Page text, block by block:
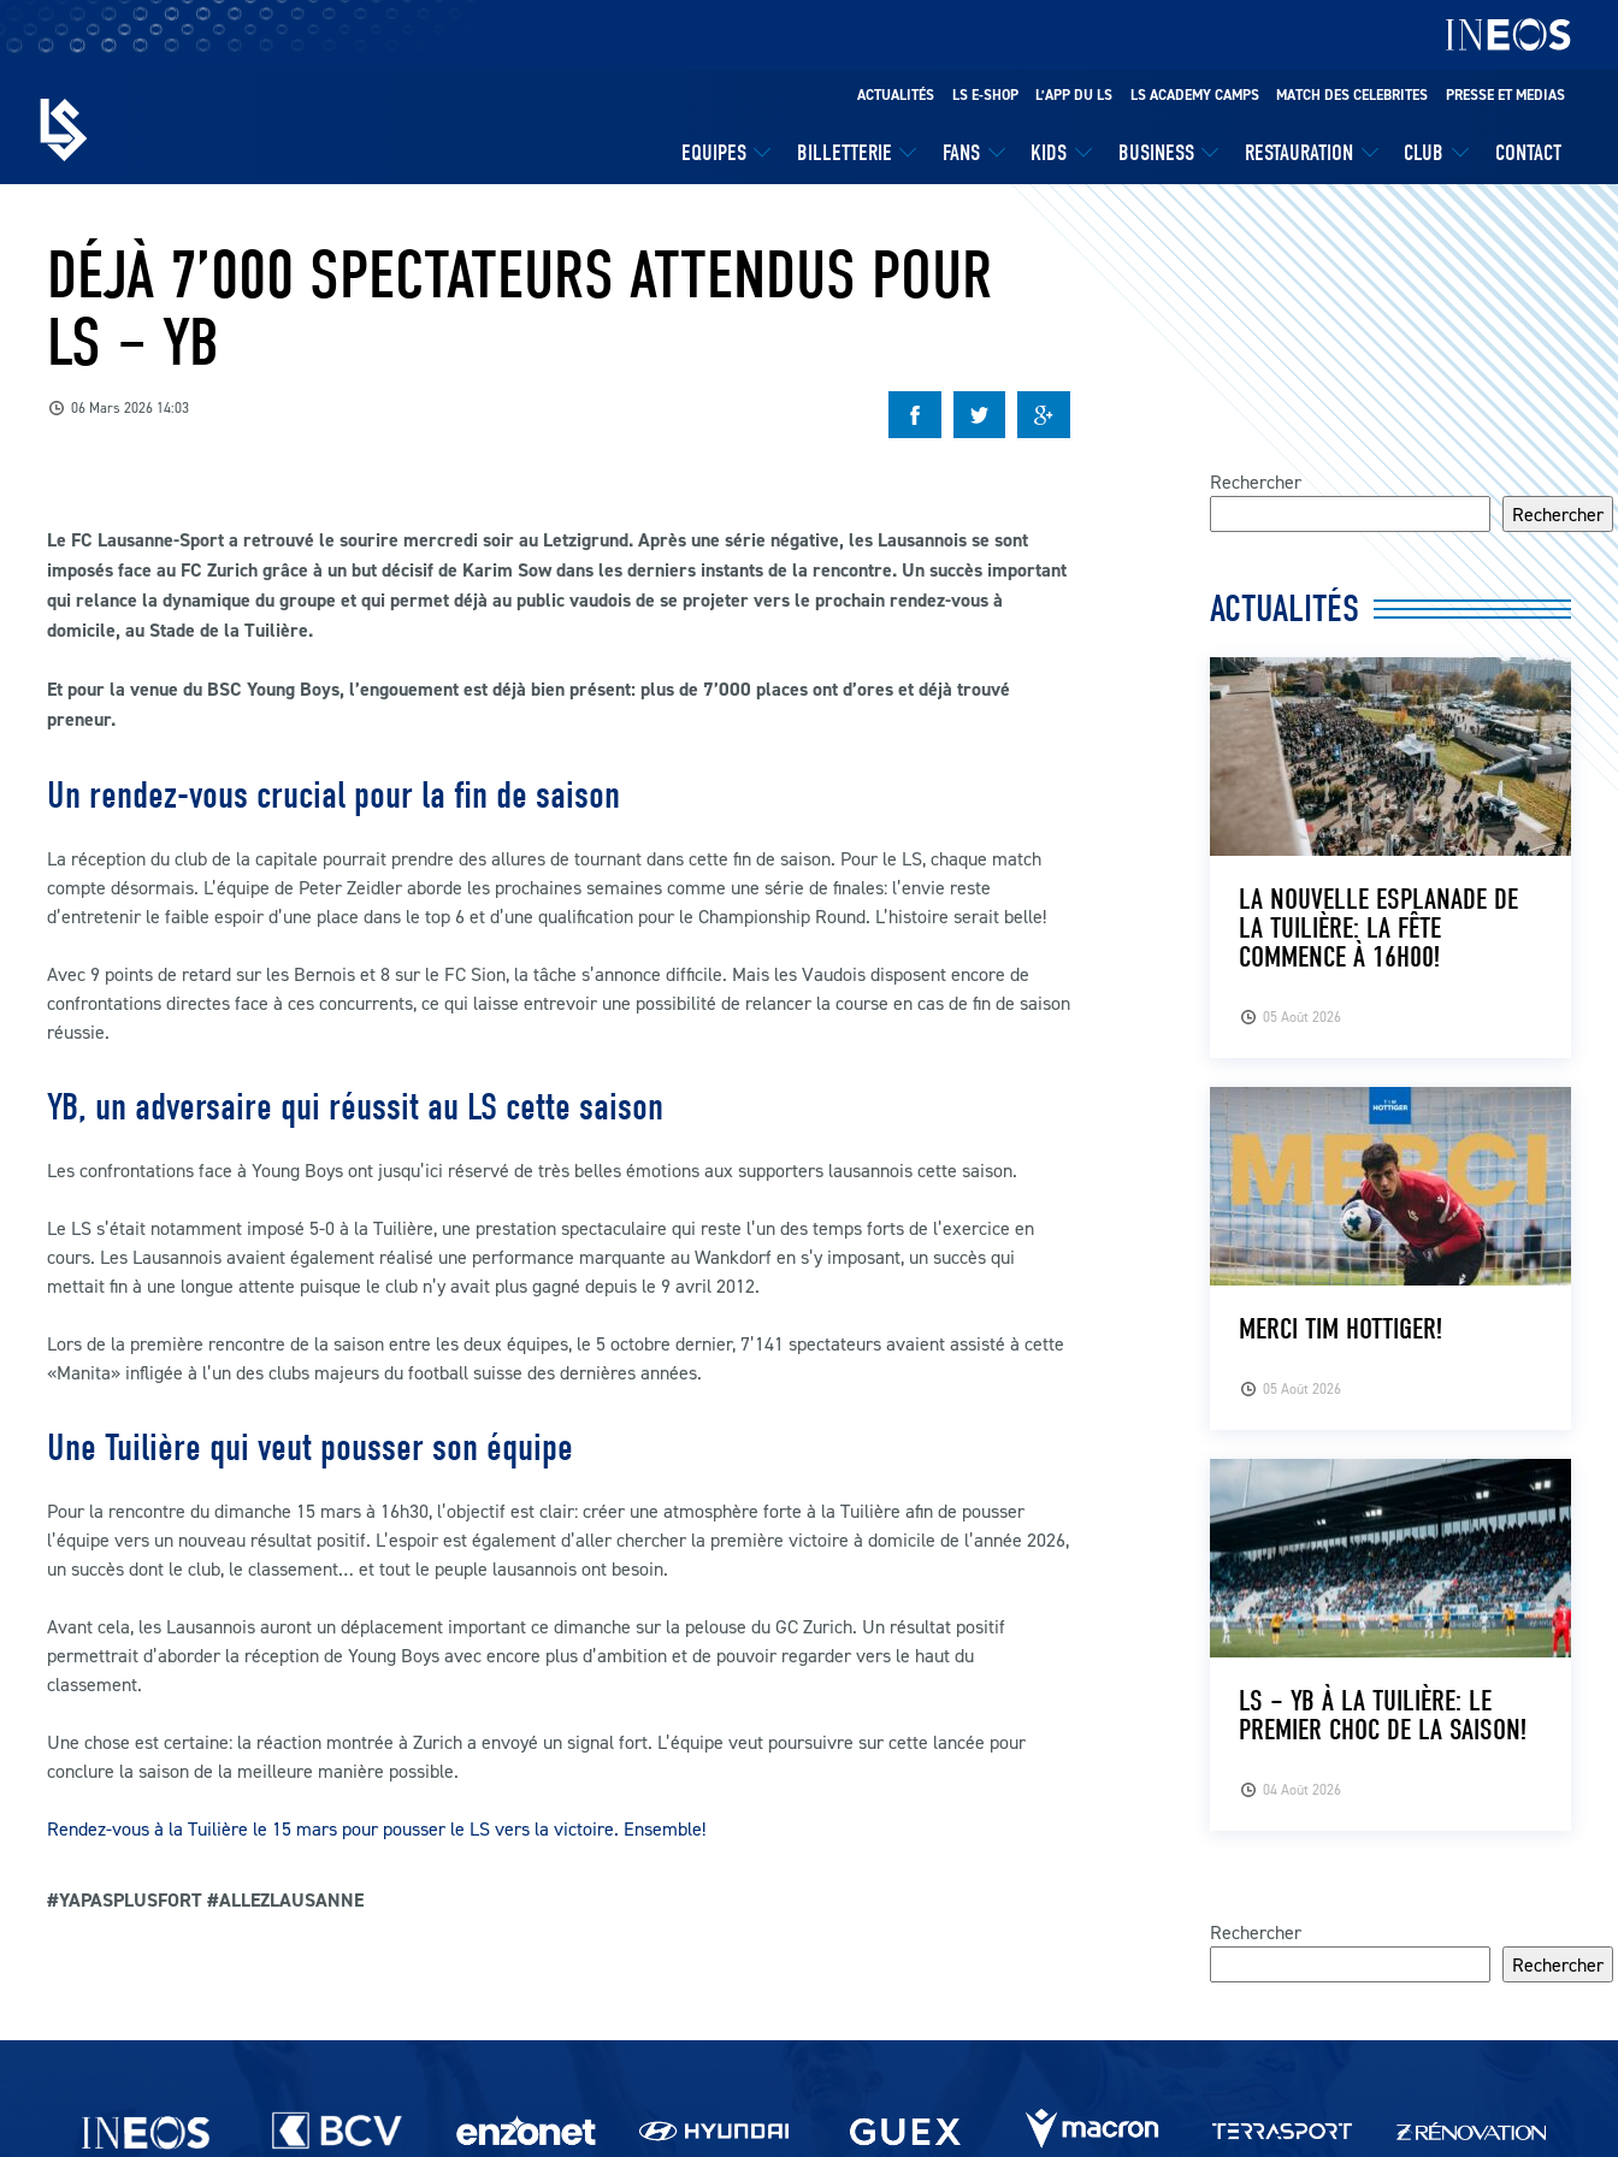
EQUIPES BILLETTERIE FANS KIDS BUSINESS RESTAURATION CLUB CONTACT
ACTUALITÉS LS E-SHOP L’APP DU LS LS ACADEMY CAMPS MATCH DES CELEBRITES PRESSE ET MEDIAS
DÉJÀ 7’000 SPECTATEURS ATTENDUS POUR
LS – YB
06 Mars 2026 14:03
Le FC Lausanne-Sport a retrouvé le sourire mercredi soir au Letzigrund. Après une série négative, les Lausannois se sont
imposés face au FC Zurich grâce à un but décisif de Karim Sow dans les derniers instants de la rencontre. Un succès important
qui relance la dynamique du groupe et qui permet déjà au public vaudois de se projeter vers le prochain rendez-vous à
domicile, au Stade de la Tuilière.
Et pour la venue du BSC Young Boys, l’engouement est déjà bien présent: plus de 7’000 places ont d’ores et déjà trouvé
preneur.
Un rendez-vous crucial pour la fin de saison
La réception du club de la capitale pourrait prendre des allures de tournant dans cette fin de saison. Pour le LS, chaque match
compte désormais. L’équipe de Peter Zeidler aborde les prochaines semaines comme une série de finales: l’envie reste
d’entretenir le faible espoir d’une place dans le top 6 et d’une qualification pour le Championship Round. L’histoire serait belle!
Avec 9 points de retard sur les Bernois et 8 sur le FC Sion, la tâche s’annonce difficile. Mais les Vaudois disposent encore de
confrontations directes face à ces concurrents, ce qui laisse entrevoir une possibilité de relancer la course en cas de fin de saison
réussie.
YB, un adversaire qui réussit au LS cette saison
Les confrontations face à Young Boys ont jusqu’ici réservé de très belles émotions aux supporters lausannois cette saison.
Le LS s’était notamment imposé 5-0 à la Tuilière, une prestation spectaculaire qui reste l’un des temps forts de l’exercice en
cours. Les Lausannois avaient également réalisé une performance marquante au Wankdorf en s’y imposant, un succès qui
mettait fin à une longue attente puisque le club n’y avait plus gagné depuis le 9 avril 2012.
Lors de la première rencontre de la saison entre les deux équipes, le 5 octobre dernier, 7’141 spectateurs avaient assisté à cette
«Manita» infligée à l’un des clubs majeurs du football suisse des dernières années.
Une Tuilière qui veut pousser son équipe
Pour la rencontre du dimanche 15 mars à 16h30, l’objectif est clair: créer une atmosphère forte à la Tuilière afin de pousser
l’équipe vers un nouveau résultat positif. L’espoir est également d’aller chercher la première victoire à domicile de l’année 2026,
un succès dont le club, le classement… et tout le peuple lausannois ont besoin.
Avant cela, les Lausannois auront un déplacement important ce dimanche sur la pelouse du GC Zurich. Un résultat positif
permettrait d’aborder la réception de Young Boys avec encore plus d’ambition et de pouvoir regarder vers le haut du
classement.
Une chose est certaine: la réaction montrée à Zurich a envoyé un signal fort. L’équipe veut poursuivre sur cette lancée pour
conclure la saison de la meilleure manière possible.
Rendez-vous à la Tuilière le 15 mars pour pousser le LS vers la victoire. Ensemble!
#YAPASPLUSFORT #ALLEZLAUSANNE
Rechercher
Rechercher
ACTUALITÉS
05 Août 2026
LA NOUVELLE ESPLANADE DE
LA TUILIÈRE: LA FÊTE
COMMENCE À 16H00!
05 Août 2026
MERCI TIM HOTTIGER!
04 Août 2026
LS – YB À LA TUILIÈRE: LE
PREMIER CHOC DE LA SAISON!
Rechercher
Rechercher
Partenaires du lausanne-Sport